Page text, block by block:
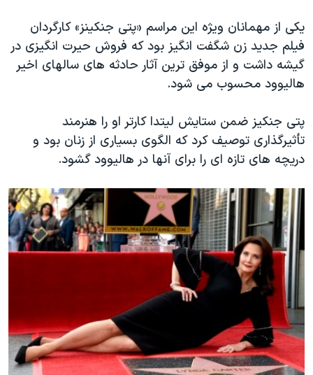
یکی از مهمانان ویژه این مراسم «پتی جنکینز» کارگردان
فیلم جدید زن شگفت انگیز بود که فروش حیرت انگیزی در
گیشه داشت و از موفق ترین آثار حادثه های سالهای اخیر
هالیوود محسوب می شود.
پتی جنکیز ضمن ستایش لیتدا کارتر او را هنرمند
تأثیرگذاری توصیف کرد که الگوی بسیاری از زنان بود و
دریچه های تازه ای را برای آنها در هالیوود گشود.